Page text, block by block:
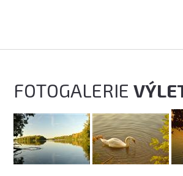
FOTOGALERIE